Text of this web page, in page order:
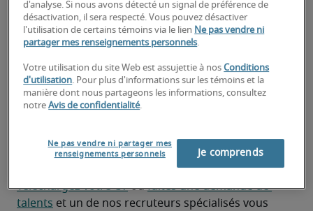
Faire de la saisie de données et effectuer la
recherche nécessaire à la résolution des
À la recherche d'un représentant
poste de représentant du service
à la clientèle?
Téléchargez votre CV ou faites une demande de
talents et un de nos recruteurs spécialisés vous
d'analyse. Si nous avons détecté un signal de préférence de
désactivation, il sera respecté. Vous pouvez désactiver
l'utilisation de certains témoins via le lien Ne pas vendre ni
partager mes renseignements personnels.
Votre utilisation du site Web est assujettie à nosConditions
d'utilisation. Pour plus d'informations sur les témoins et la
manière dont nous partageons les informations, consultez
notreAvis de confidentialité.
Ne pas vendre ni partager mes
renseignements personnels
Je comprends